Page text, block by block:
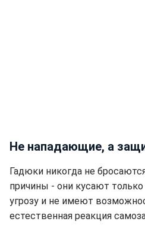
Не нападающие, а
Гадюки никогда не
причины - они кусают
угрозу и не имеют
естественная реакция